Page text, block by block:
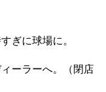
ぎに球場に。
ーラーへ。（閉店